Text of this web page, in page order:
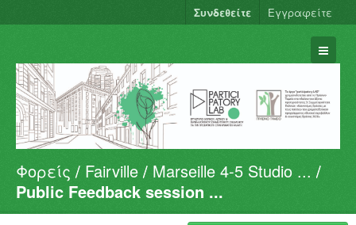
Συνδεθείτε Εγγραφείτε
Σύνολα Δεδομένων
Φορείς
Φορείς Fairville
Marseille 4-5 Studio ...
Public Feedback session ...